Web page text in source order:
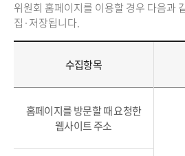
위원회 홈페이지를 이용할 경우 다음과
집·저장됩니다.
수집항목
홈페이지를 방문할 때 요청한
웹사이트 주소